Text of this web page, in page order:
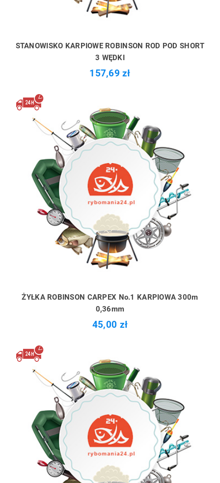
STANOWISKO KARPIOWE ROBINSON ROD POD SHORT
3 WĘDKI
157,69 zł
ŻYŁKA ROBINSON CARPEX No.1 KARPIOWA 300m
0,36mm
45,00 zł